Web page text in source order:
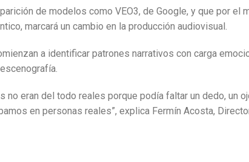
de modelos como VEO3, de Google, y que por el
marcará un cambio en la producción audiovisual.
a identificar patrones narrativos con carga
eran del todo reales porque podía faltar un dedo, un
en personas reales”, explica Fermín Acosta,